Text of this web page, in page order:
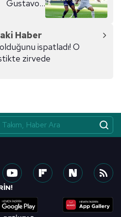
ve sizlere yönelik
yapılması, amaçlarıyla
kullanılacaktır.
aşağıda yer alan panel
Çerezlere ilişkin detaylı bilgi
Korunması Kanunu uyarınca
okumak ve sitemizde
kullanılan çerezlerle ilgili bilgi
Gustavo...
Haber
ispatladı! O
zirvede